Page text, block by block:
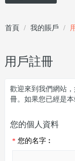
首頁 我的賬戶
用戶註冊
歡迎來到我們網站
冊。如果您已經是
您的個人資料
* 您的名字︰